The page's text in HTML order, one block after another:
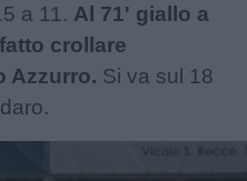
a 11. Al 71' giallo a
crollare
Azzurro. Si va sul 18